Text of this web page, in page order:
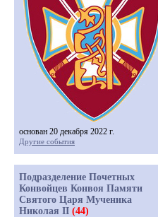
основан 20 декабря 2022 г.
Другие события
Подразделение Почетных
Конвойцев Конвоя Памяти
Святого Царя Мученика
Николая II (44)